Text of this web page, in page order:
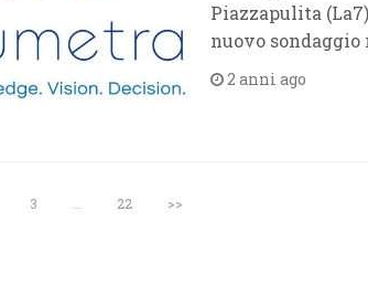
Piazzapulita
nuovo sondaggio
2 anni ago
3 22 >>